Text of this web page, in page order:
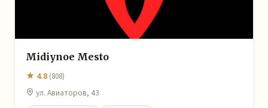
Midiynoe Mesto
★ 4.8 (808)
ул. Авиаторов, 43